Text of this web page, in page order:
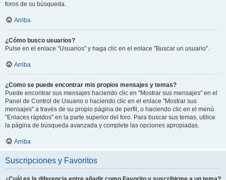
foros de su búsqueda.
Arriba
¿Cómo busco usuarios?
Pulse en el enlace "Usuarios" y haga clic en el enlace "Buscar un usuario".
Arriba
¿Como se puede encontrar mis propios mensajes y temas?
Puede encontrar sus mensajes haciendo clic en "Mostrar sus mensajes" en el
Panel de Control de Usuario o haciendo clic en el enlace "Mostrar sus
mensajes" a través de su propio página de perfil, o haciendo clic en el menú
"Enlaces rápidos" en la parte superior del foro. Para buscar sus temas, utilice
la página de búsqueda avanzada y complete las opciones apropiadas.
Arriba
Suscripciones y Favoritos